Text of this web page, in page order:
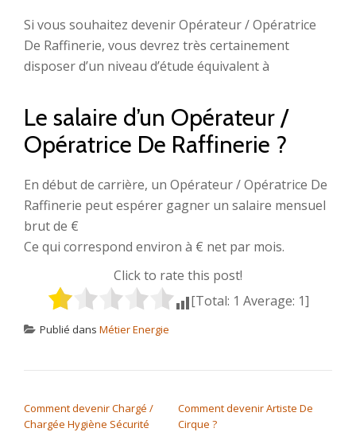
Si vous souhaitez devenir Opérateur / Opératrice
De Raffinerie, vous devrez très certainement
disposer d’un niveau d’étude équivalent à
Le salaire d’un Opérateur /
Opératrice De Raffinerie ?
En début de carrière, un Opérateur / Opératrice De
Raffinerie peut espérer gagner un salaire mensuel
brut de €
Ce qui correspond environ à € net par mois.
Click to rate this post!
[Total: 1 Average: 1]
Publié dans Métier Energie
Comment devenir Chargé /
Chargée Hygiène Sécurité
Comment devenir Artiste De
Cirque ?